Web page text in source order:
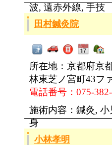
波, 遠赤外線, 手技
田村鍼灸院
所在地：京都府京
林東芝ノ宮町43フ
電話番号：075-
施術内容：鍼灸,
身
小林孝明